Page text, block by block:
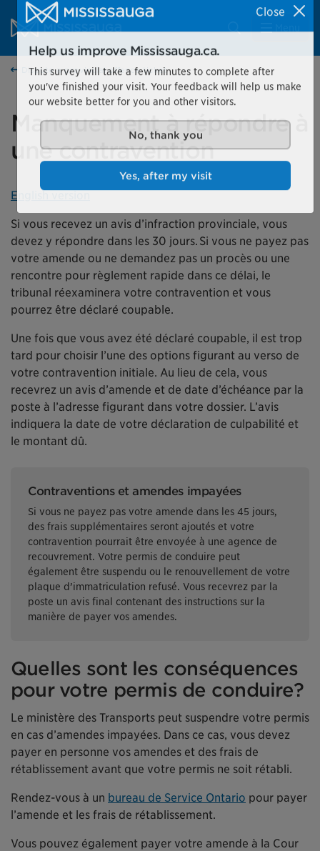
Skip to content
City of Mississauga Homepage
Dispute a provincial offence ticket
Manquement à répondre à
une contravention
English version
Si vous recevez un avis d’infraction provinciale, vous
devez y répondre dans les 30 jours. Si vous ne payez pas
votre amende ou ne demandez pas un procès ou une
rencontre pour règlement rapide dans ce délai, le
tribunal réexaminera votre contravention et vous
pourrez être déclaré coupable.
Une fois que vous avez été déclaré coupable, il est trop
tard pour choisir l’une des options figurant au verso de
votre contravention initiale. Au lieu de cela, vous
recevrez un avis d’amende et de date d’échéance par la
poste à l’adresse figurant dans votre dossier. L’avis
indiquera la date de votre déclaration de culpabilité et
le montant dû.
Contraventions et amendes impayées
Si vous ne payez pas votre amende dans les 45 jours,
des frais supplémentaires seront ajoutés et votre
contravention pourrait être envoyée à une agence de
recouvrement. Votre permis de conduire peut
également être suspendu ou le renouvellement de votre
plaque d’immatriculation refusé. Vous recevrez par la
poste un avis final contenant des instructions sur la
manière de payer vos amendes.
Quelles sont les conséquences
pour votre permis de conduire?
Le ministère des Transports peut suspendre votre permis
en cas d’amendes impayées. Dans ce cas, vous devez
payer en personne vos amendes et des frais de
rétablissement avant que votre permis ne soit rétabli.
Rendez-vous à un bureau de Service Ontario pour payer
l’amende et les frais de rétablissement.
Vous pouvez également payer votre amende à la Cour
Help us improve Mississauga.ca.
This survey will take a few minutes to complete after
you've finished your visit. Your feedback will help us make
No, thank you
Yes, after my visit